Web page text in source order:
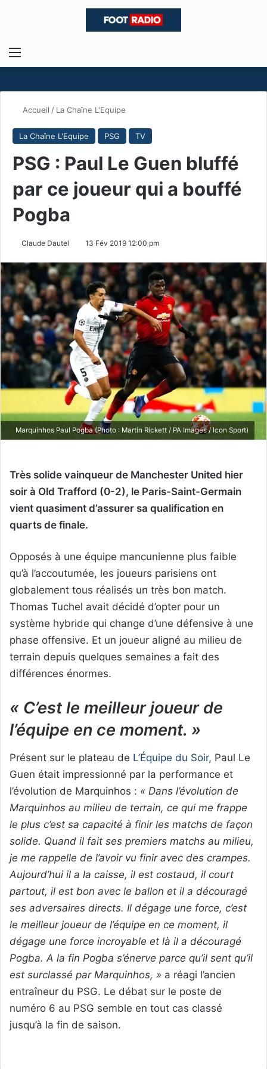
Menu
Accueil / La Chaîne L'Equipe
La Chaîne L'Equipe PSG TV
PSG : Paul Le Guen bluffé
par ce joueur qui a bouffé
Pogba
Claude Dautel 13 Fév 2019 12:00 pm
Marquinhos Paul Pogba (Photo : Martin Rickett / PA Images / Icon Sport)
Très solide vainqueur de Manchester United hier
soir à Old Trafford (0-2), le Paris-Saint-Germain
vient quasiment d’assurer sa qualification en
quarts de finale.
Opposés à une équipe mancunienne plus faible
qu’à l’accoutumée, les joueurs parisiens ont
globalement tous réalisés un très bon match.
Thomas Tuchel avait décidé d’opter pour un
système hybride qui change d’une défensive à une
phase offensive. Et un joueur aligné au milieu de
terrain depuis quelques semaines a fait des
différences énormes.
« C’est le meilleur joueur de
l’équipe en ce moment. »
Présent sur le plateau de L’Équipe du Soir, Paul Le
Guen était impressionné par la performance et
l’évolution de Marquinhos : « Dans l’évolution de
Marquinhos au milieu de terrain, ce qui me frappe
le plus c’est sa capacité à finir les matchs de façon
solide. Quand il fait ses premiers matchs au milieu,
je me rappelle de l’avoir vu finir avec des crampes.
Aujourd’hui il a la caisse, il est costaud, il court
partout, il est bon avec le ballon et il a découragé
ses adversaires directs. Il dégage une force, c’est
le meilleur joueur de l’équipe en ce moment, il
dégage une force incroyable et là il a découragé
Pogba. A la fin Pogba s’énerve parce qu’il sent qu’il
est surclassé par Marquinhos, » a réagi l’ancien
entraîneur du PSG. Le débat sur le poste de
numéro 6 au PSG semble en tout cas classé
jusqu’à la fin de saison.